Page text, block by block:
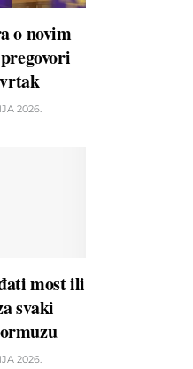
o novim
2026.
most ili
svaki
2026.